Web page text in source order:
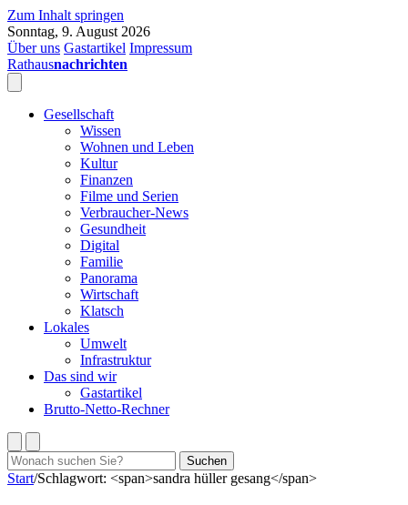
Zum Inhalt springen
Sonntag, 9. August 2026
Über uns Gastartikel Impressum
Rathausnachrichten
Gesellschaft
Wissen
Wohnen und Leben
Kultur
Finanzen
Filme und Serien
Verbraucher-News
Gesundheit
Digital
Familie
Panorama
Wirtschaft
Klatsch
Lokales
Umwelt
Infrastruktur
Das sind wir
Gastartikel
Brutto-Netto-Rechner
Suchen
nach:
Suchen
Start/Schlagwort: <span>sandra hüller gesang</span>